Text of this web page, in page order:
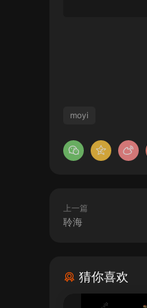
moyi
上一篇
聆海
猜你喜欢